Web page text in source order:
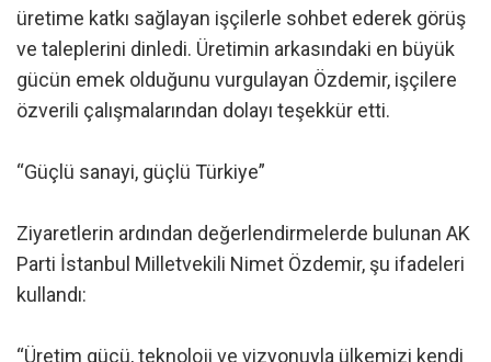
üretime katkı sağlayan işçilerle sohbet ederek görüş
ve taleplerini dinledi. Üretimin arkasındaki en büyük
gücün emek olduğunu vurgulayan Özdemir, işçilere
özverili çalışmalarından dolayı teşekkür etti.
“Güçlü sanayi, güçlü Türkiye”
Ziyaretlerin ardından değerlendirmelerde bulunan AK
Parti İstanbul Milletvekili Nimet Özdemir, şu ifadeleri
kullandı:
“Üretim gücü, teknoloji ve vizyonuyla ülkemizi kendi